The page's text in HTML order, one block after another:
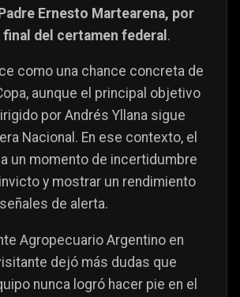
Ernesto Martearena, por
final del certamen federal .
como una chance concreta de
aunque el principal objetivo
por Andrés Yllana sigue
Nacional. En ese contexto, el
un momento de incertidumbre
y mostrar un rendimiento
de alerta.
Agropecuario Argentino en
dejó más dudas que
nunca logró hacer pie en el